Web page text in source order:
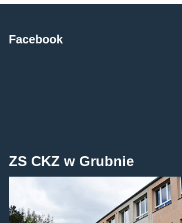
Facebook
ZS CKZ w Grubnie